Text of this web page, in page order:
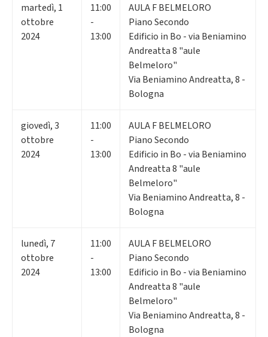
martedì, 1
ottobre
2024
11:00
-
13:00
AULA F BELMELORO
Piano Secondo
Edificio in Bo - via Beniamino
Andreatta 8 "aule
Belmeloro"
Via Beniamino Andreatta, 8 -
Bologna
giovedì,3
ottobre
2024
11:00
-
13:00
AULA F BELMELORO
Piano Secondo
Edificio in Bo - via Beniamino
Andreatta 8 "aule
Belmeloro"
Via Beniamino Andreatta, 8 -
Bologna
lunedì, 7
ottobre
2024
11:00
-
13:00
AULA F BELMELORO
Piano Secondo
Edificio in Bo - via Beniamino
Andreatta 8 "aule
Belmeloro"
Via Beniamino Andreatta, 8 -
Bologna